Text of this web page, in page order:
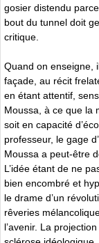
gosier distendu
bout du tunnel doit
critique.
Quand on enseigne,
façade, au récit
en étant attentif,
Moussa, à ce que la
soit en capacité
professeur, le gage
Moussa a peut-être
L’idée étant de ne
bien encombré et
le drame d’un
rêveries
l’avenir. La